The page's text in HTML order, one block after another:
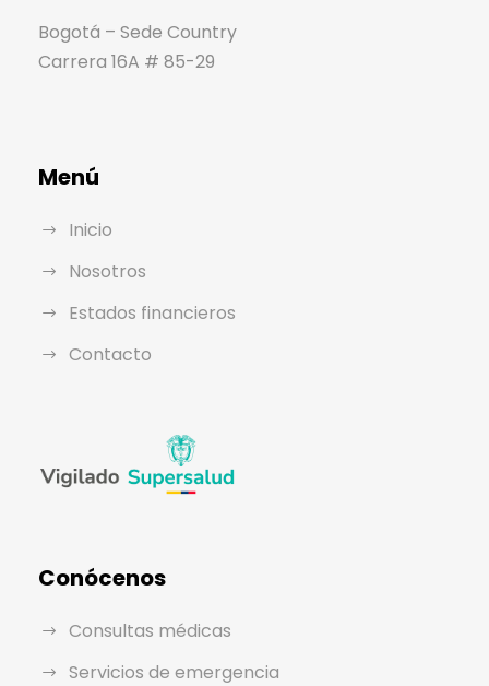
Bogotá – Sede Country
Carrera 16A # 85-29
Menú
Inicio
Nosotros
Estados financieros
Contacto
Conócenos
Consultas médicas
Servicios de emergencia